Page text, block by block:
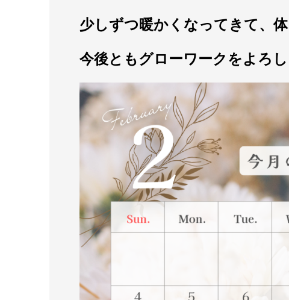
少しずつ暖かくなってきて、
今後ともグローワークをよろ